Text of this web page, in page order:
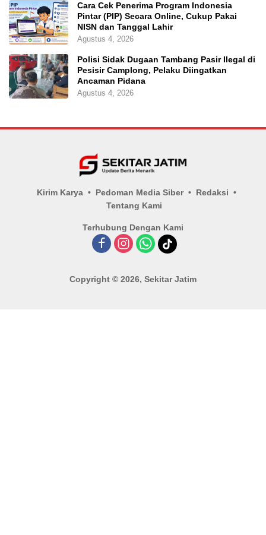
Cara Cek Penerima Program Indonesia
Pintar (PIP) Secara Online, Cukup Pakai
NISN dan Tanggal Lahir
Agustus 4, 2026
Polisi Sidak Dugaan Tambang Pasir Ilegal di
Pesisir Camplong, Pelaku Diingatkan
Ancaman Pidana
Agustus 4, 2026
Kirim Karya Pedoman Media Siber
Redaksi
Tentang Kami
Terhubung Dengan Kami
Copyright © 2026, Sekitar Jatim